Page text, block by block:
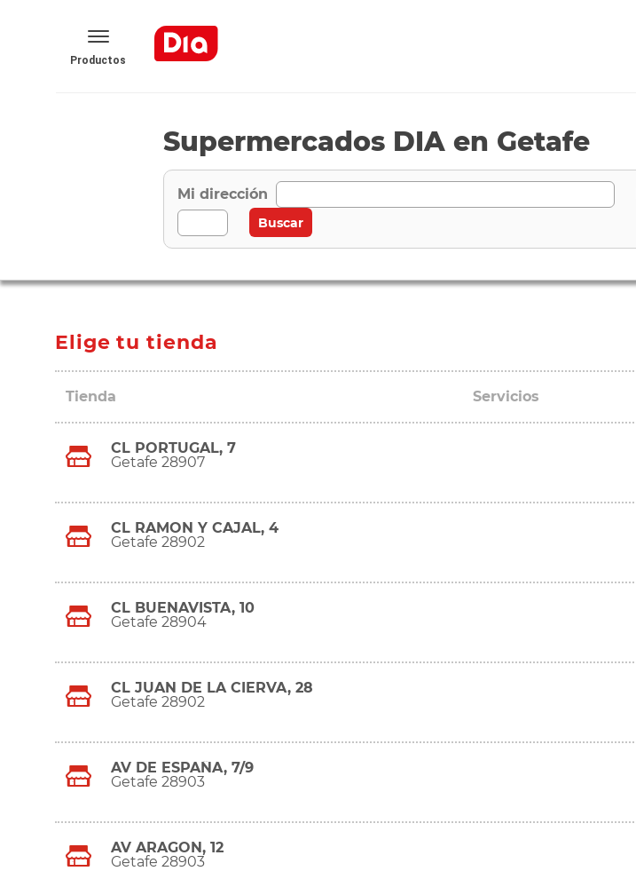
Productos
Supermercados DIA en Getafe
Mi dirección
Elige tu tienda
Tienda Servicios
CL PORTUGAL, 7
Getafe 28907
CL RAMON Y CAJAL, 4
Getafe 28902
CL BUENAVISTA, 10
Getafe 28904
CL JUAN DE LA CIERVA, 28
Getafe 28902
AV DE ESPAÑA, 7/9
Getafe 28903
AV ARAGON, 12
Getafe 28903